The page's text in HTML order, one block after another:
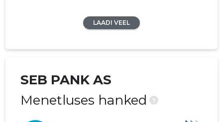
LAADI VEEL
SEB PANK AS
Menetluses hanked
?